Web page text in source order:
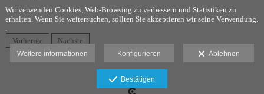
Vorherige Nächste
Wir verwenden Cookies, Web-Browsing zu verbessern und Statistiken zu
erhalten. Wenn Sie weitersuchen, sollten Sie akzeptieren wir seine Verwendung.
Weitere informationen Konfigurieren Ablehnen
Bestätigen